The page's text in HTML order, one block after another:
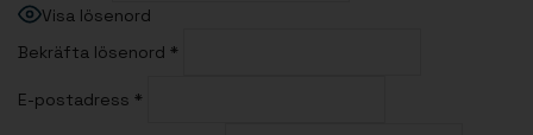
Visa lösenord
Bekräfta lösenord *
E-postadress *